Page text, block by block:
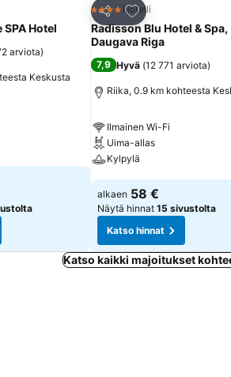
Hotel
arviota)
Keskusta
Jaa
Lisää suosikkeihin
4 Tähtiluokitus
Hotelli
Radisson Blu Hotel & Spa,
Daugava Riga
7,9 Hyvä (12 771 arviota)
Riika, 0.9 km kohteesta
Ilmainen Wi-Fi
Uima-allas
Kylpylä
Katso hinnat
alkaen 58 €
Näytä hinnat 15 sivustolta
Katso hinnat
Katso kaikki majoitukset